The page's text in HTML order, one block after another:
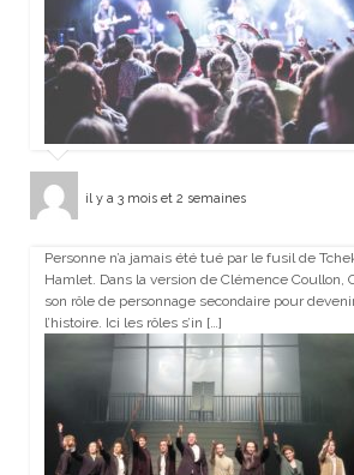
il y a 3 mois et 2 semaines
Personne n’a jamais été tué par le fusil de
Hamlet. Dans la version de Clémence Coullon,
son rôle de personnage secondaire pour
l’histoire. Ici les rôles s’in […]